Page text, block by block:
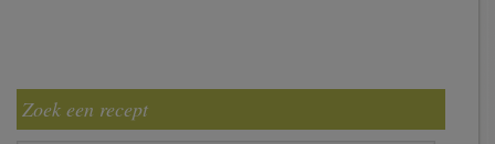
Zoek een recept